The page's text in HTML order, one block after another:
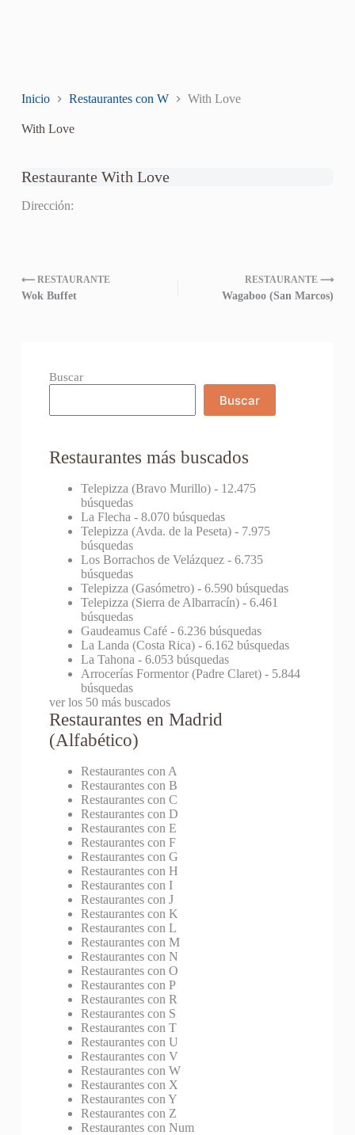
Inicio Restaurantes con W With Love
With Love
Restaurante With Love
Dirección:
⟵ RESTAURANTE
Wok Buffet
RESTAURANTE ⟶
Wagaboo (San Marcos)
Buscar
Buscar
Restaurantes más buscados
Telepizza (Bravo Murillo)- 12.475
búsquedas
La Flecha - 8.070 búsquedas
Telepizza (Avda. de la Peseta)- 7.975
búsquedas
Los Borrachos de Velázquez- 6.735
búsquedas
Telepizza (Gasómetro)- 6.590 búsquedas
Telepizza (Sierra de Albarracín)- 6.461
búsquedas
Gaudeamus Café- 6.236 búsquedas
La Landa (Costa Rica)- 6.162 búsquedas
La Tahona - 6.053 búsquedas
Arrocerías Formentor (Padre Claret)- 5.844
búsquedas
ver los 50 más buscados
Restaurantes en Madrid
(Alfabético)
Restaurantes con A
Restaurantes con B
Restaurantes con C
Restaurantes con D
Restaurantes con E
Restaurantes con F
Restaurantes con G
Restaurantes con H
Restaurantes con I
Restaurantes con J
Restaurantes con K
Restaurantes con L
Restaurantes con M
Restaurantes con N
Restaurantes con O
Restaurantes con P
Restaurantes con R
Restaurantes con S
Restaurantes con T
Restaurantes con U
Restaurantes con V
Restaurantes con W
Restaurantes con X
Restaurantes con Y
Restaurantes con Z
Restaurantes con Num